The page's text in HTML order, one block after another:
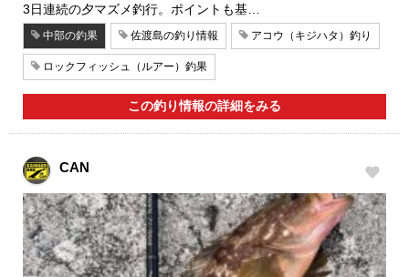
3日連続の夕マズメ釣行。ポイントも基…
中部の釣果 佐渡島の釣り情報 アコウ（キジハタ）釣り
ロックフィッシュ（ルアー）釣果
この釣り情報の詳細をみる
CAN